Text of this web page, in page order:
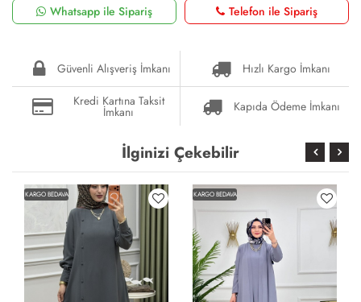
Whatsapp ile Sipariş
Telefon ile Sipariş
Güvenli Alışveriş İmkanı
Hızlı Kargo İmkanı
Kredi Kartına Taksit
İmkanı Kapıda Ödeme İmkanı
İlginizi Çekebilir
KARGO BEDAVA KARGO BEDAVA